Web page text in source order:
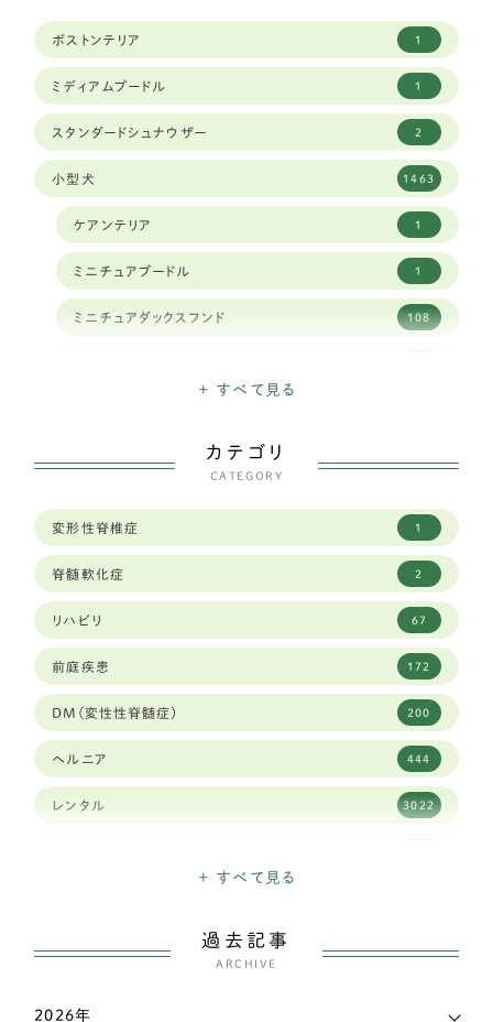
ボストンテリア 1
ミディアムプードル 1
スタンダードシュナウザー 2
小型犬 1463
ケアンテリア 1
ミニチュアプードル 1
ミニチュアダックスフンド 108
イタリアングレイハウンド
トイフォックステリア 1
カニヘンダックスフンド 7
豆柴犬 30
ブリュッセルグリフォン 1
キャバリア 59
シーズー 84
チャイニーズ・クレステッド・ドッグ
チワワ
+ すべて見る
カテゴリ
CATEGORY
変形性脊椎症 1
脊髄軟化症 2
リハビリ 67
前庭疾患 172
DM(変性性脊髄症) 200
ヘルニア 444
レンタル 3022
+ すべて見る
過去記事
ARCHIVE
2026年